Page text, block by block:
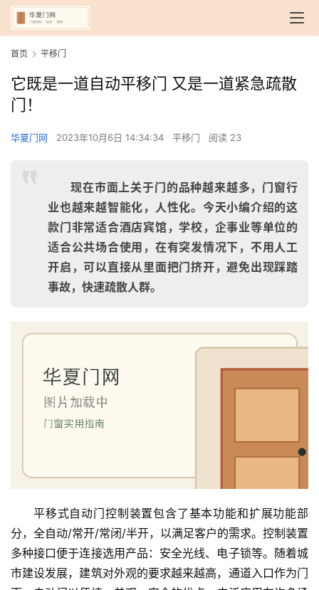
首页 平移门
它既是一道自动平移门 又是一道紧急疏散
门！
华夏门网 2023年10月6日 14:34:34 平移门 阅读 23
现在市面上关于门的品种越来越多，门窗行
业也越来越智能化，人性化。今天小编介绍的这
款门非常适合酒店宾馆，学校，企事业等单位的
适合公共场合使用，在有突发情况下，不用人工
开启，可以直接从里面把门挤开，避免出现踩踏
事故，快速疏散人群。
平移式自动门控制装置包含了基本功能和扩展功能部
分，全自动/常开/常闭/半开，以满足客户的需求。控制装置
多种接口便于连接选用产品：安全光线、电子锁等。随着城
市建设发展，建筑对外观的要求越来越高，通道入口作为门